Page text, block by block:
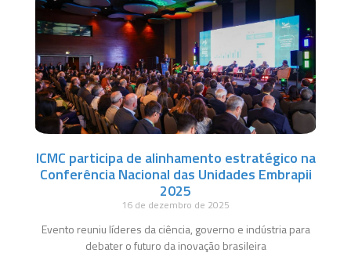
ICMC participa de alinhamento estratégico na
Conferência Nacional das Unidades Embrapii
2025
16 de dezembro de 2025
Evento reuniu líderes da ciência, governo e indústria para
debater o futuro da inovação brasileira